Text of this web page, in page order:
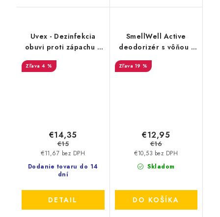
Uvex - Dezinfekcia
obuvi proti zápachu a
plesniam 125ml
9698/3
4 %
Dodanie tovaru do 14
dní
€11,67 bez DPH
€14,35
€15
DETAIL
SmellWell Active
deodorizér s vôňou -
Pink Zebra
19 %
Skladom
€10,53 bez DPH
€12,95
€16
DO KOŠÍKA